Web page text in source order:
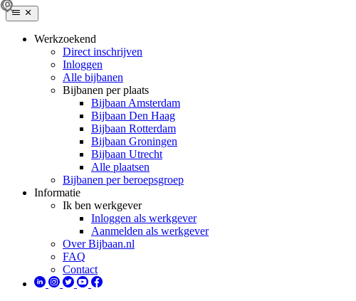
Werkzoekend
Direct inschrijven
Inloggen
Alle bijbanen
Bijbanen per plaats
Bijbaan Amsterdam
Bijbaan Den Haag
Bijbaan Rotterdam
Bijbaan Groningen
Bijbaan Utrecht
Alle plaatsen
Bijbanen per beroepsgroep
Informatie
Ik ben werkgever
Inloggen als werkgever
Aanmelden als werkgever
Over Bijbaan.nl
FAQ
Contact